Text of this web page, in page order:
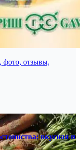
фото, отзывы,
вкусная и